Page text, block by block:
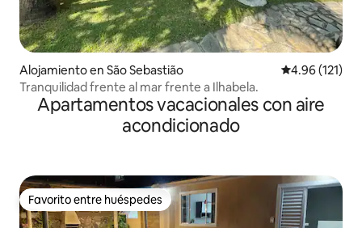
Alojamiento en São Sebastião Calificación
4.96 (121)
Tranquilidad frente al mar frente a Ilhabela.
Apartamentos vacacionales con aire
acondicionado
Favorito entre huéspedes
Favorito entre huéspedes